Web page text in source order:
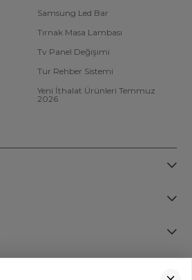
Samsung Led Bar
Tırnak Masa Lambası
Tv Panel Değişimi
Tur Rehber Sistemi
Yeni İthalat Ürünleri Temmuz
2026